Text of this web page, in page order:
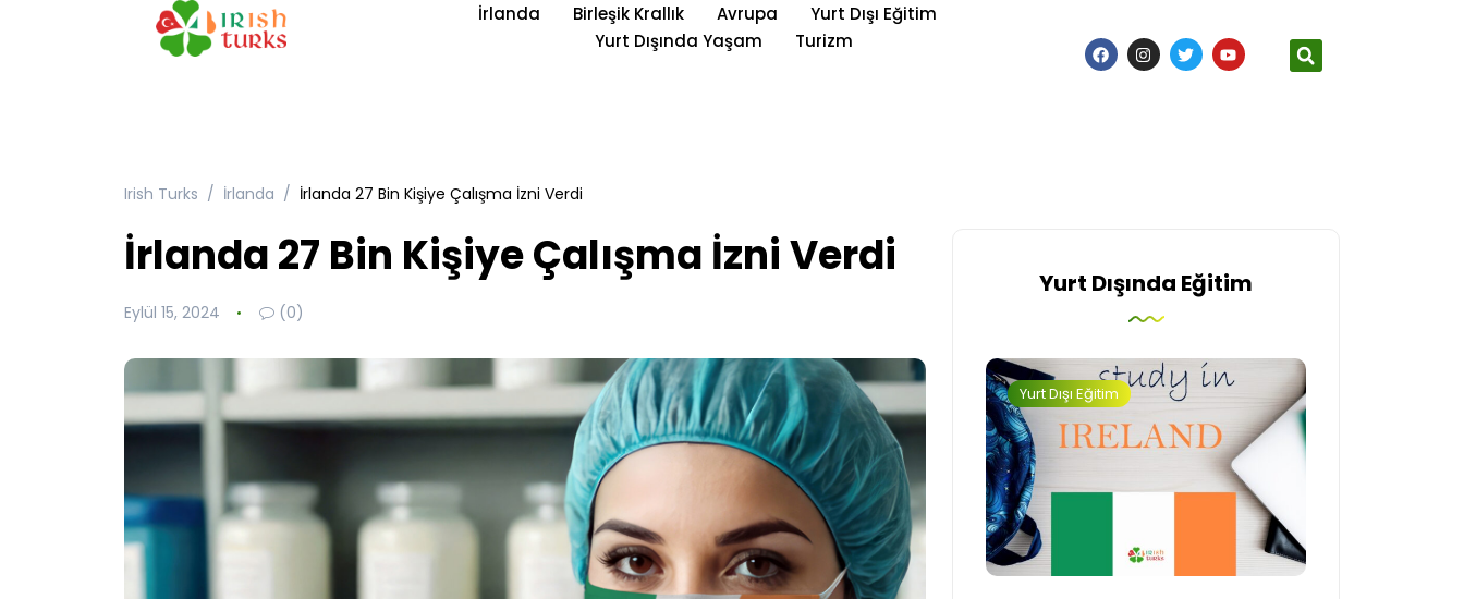
İrlanda Birleşik Krallık Avrupa
Yurt Dışı Eğitim
Yurt Dışında Yaşam
Turizm
Irish Turks İrlanda İrlanda 27 Bin Kişiye Çalışma İzni Verdi
İrlanda 27 Bin Kişiye Çalışma İzni Verdi
Eylül 15, 2024 (0)
Yurt Dışında Eğitim
Yurt Dışı Eğitim Yurt Dışı Eğitim